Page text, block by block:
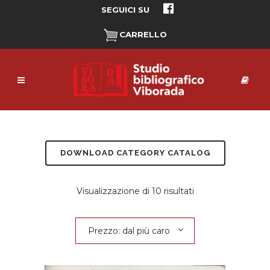
SEGUICI SU
CARRELLO
DOWNLOAD CATEGORY CATALOG
Visualizzazione di 10 risultatiPrezzo:
Prezzo: dal più caro